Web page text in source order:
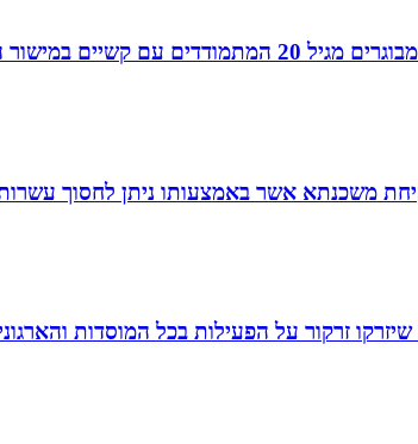
המקצועי והחברתי.
משכנתא אשר באמצעותו ניתן לחסוך
זרקור על הפעילות בכל המוסדות